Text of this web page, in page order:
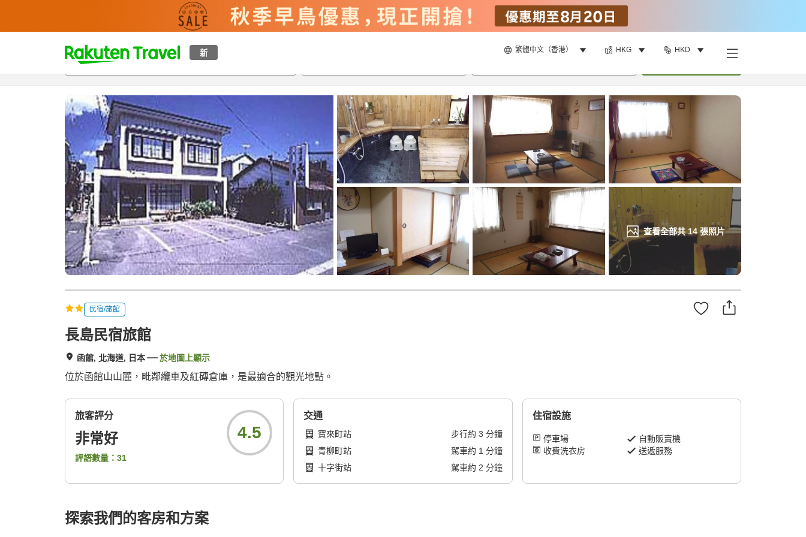
新 繁體中文（香港） HKG HKD
t
p
a
g
e
_
s
e
a
r
c
h
查看全部共 14張照片
概覽房間及住宿方案 評價設施
民宿/旅館
長島民宿旅館
函館, 北海道, 日本 於地圖上顯示
位於函館山山麓，毗鄰纜車及紅磚倉庫，是最適合的觀光地點。
旅客評分
非常好
評語數量： 31
4.5
交通
寶來町站 步行約 3 分鐘
青柳町站
駕車約 1 分鐘
十字街站
駕車約 2 分鐘
住宿設施
停車場
自動販賣機
收費洗衣房
送遞服務
探索我們的客房和方案